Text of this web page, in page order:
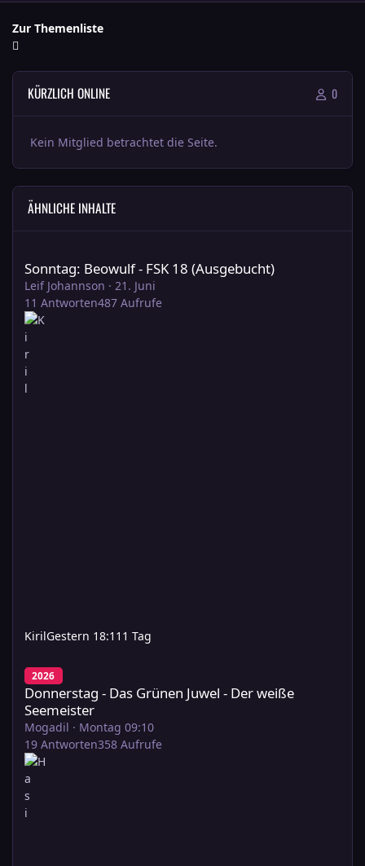
Zur Themenliste
KÜRZLICH ONLINE 0
Kein Mitglied betrachtet die Seite.
ÄHNLICHE INHALTE
Sonntag: Beowulf - FSK 18 (Ausgebucht)
Leif Johannson · 21. Juni
11 Antworten487 Aufrufe
KirilGestern 18:11 1 Tag
2026
Donnerstag - Das Grünen Juwel - Der weiße
Seemeister
Mogadil · Montag 09:10
19 Antworten358 Aufrufe